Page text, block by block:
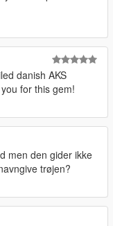
danish AKS
for this gem!
men den gider ikke
trøjen?